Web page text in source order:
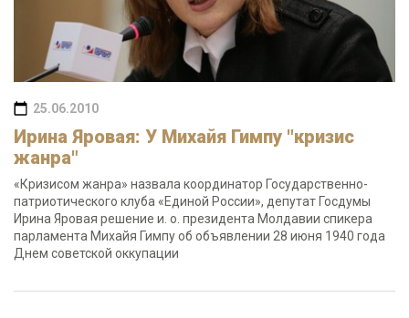
25.06.2010
Ирина Яровая: У Михайя Гимпу "кризис
жанра"
«Кризисом жанра» назвала координатор Государственно-
патриотического клуба «Единой России», депутат Госдумы
Ирина Яровая решение и. о. президента Молдавии спикера
парламента Михайя Гимпу об объявлении 28 июня 1940 года
Днем советской оккупации